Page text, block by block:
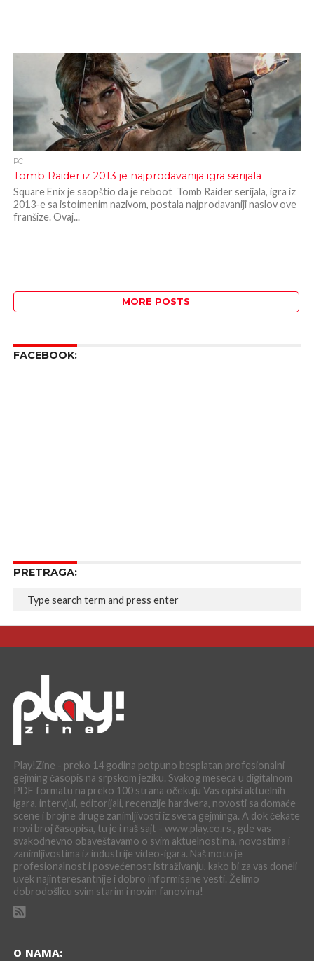
PC
Tomb Raider iz 2013 je najprodavanija igra serijala
Square Enix je saopštio da je reboot Tomb Raider serijala, igra iz
2013-e sa istoimenim nazivom, postala najprodavaniji naslov ove
franšize. Ovaj...
MORE POSTS
FACEBOOK:
PRETRAGA:
Play!Zine - preko 14 godina potpuno besplatan profesionalni
gejming časopis na srpskom jeziku. Svakog meseca u digitalnom
PDF formatu na preko 100 strana očekuju Vas opisi aktuelnih
igara, intervjui, editorijali, recenzije hardvera, novosti sa domaće
scene i brojne druge zanimljivosti iz sveta gejminga. A dok čekate
novi broj časopisa, tu je i naš sajt - www.play.co.rs , gde vas
svakodnevno obaveštavamo o svim aktuelnostima, novostima i
zanimljivostima iz industrije video-igara. Naš moto je
profesionalnost i posvećenost istraživanju, kako bi za vas doneli
uvek najinteresantnije i dobro informisane vesti. Želimo
dobrodošlicu svim starim i novim fanovima!
O NAMA: